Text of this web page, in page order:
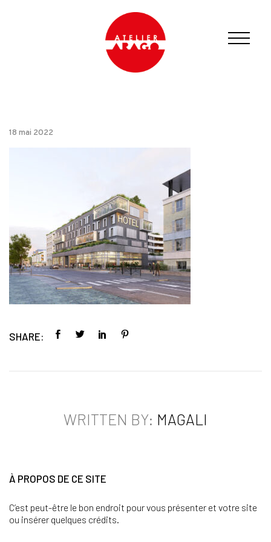
18 mai 2022
SHARE:
WRITTEN BY: MAGALI
À PROPOS DE CE SITE
C’est peut-être le bon endroit pour vous présenter et votre site
ou insérer quelques crédits.